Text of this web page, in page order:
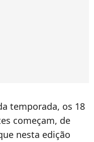
temporada, os 18
começam, de
nesta edição